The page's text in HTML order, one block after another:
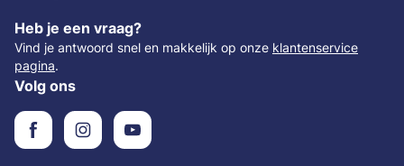
Heb je een vraag?
Vind je antwoord snel en makkelijk op onze klantenservice
pagina.
Volg ons